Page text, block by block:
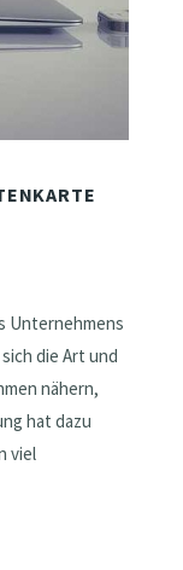
Unternehmens
die Art und
nähern,
hat dazu
viel